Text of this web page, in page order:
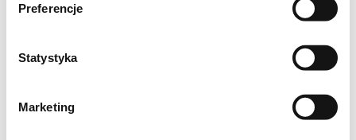
Preferencje
Statystyka
Marketing
Olej Kujawski jest produktem polskim.
zakładach zlokalizowanych w Kruszwicy i
Gdzie jest produkowany olej